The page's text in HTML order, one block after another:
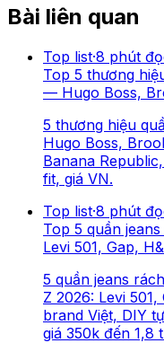
Bài liên quan
Top list·8 phút
Top 5 thương
— Hugo Boss,
5 thương hiệu
Hugo Boss,
Banana
fit, giá VN.
Top list·8 phút
Top 5 quần
Levi 501, Gap,
5 quần jeans
Z 2026: Levi
brand Việt, DIY
giá 350k đến 1,8